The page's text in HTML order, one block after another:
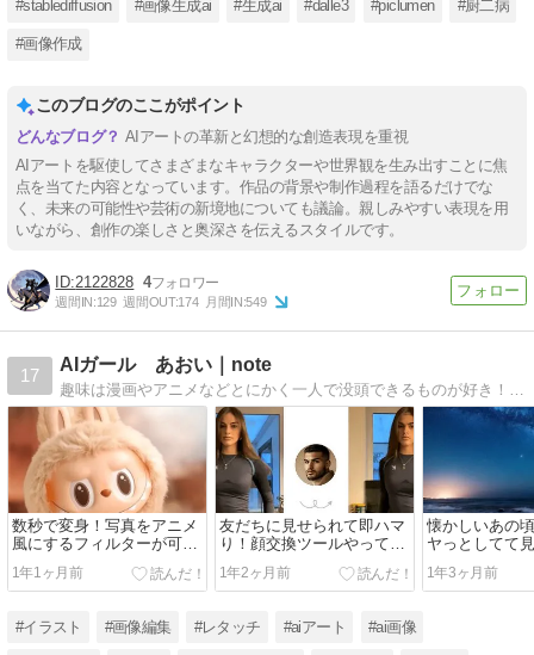
#stablediffusion #画像生成ai #生成ai #dalle3 #piclumen #厨二病
#画像作成
このブログのここがポイント
AIアートの革新と幻想的な創造表現を重視
AIアートを駆使してさまざまなキャラクターや世界観を生み出すことに焦
点を当てた内容となっています。作品の背景や制作過程を語るだけでな
く、未来の可能性や芸術の新境地についても議論。親しみやすい表現を用
いながら、創作の楽しさと奥深さを伝えるスタイルです。
2122828 4
週間IN:129 週間OUT:174 月間IN:549
17
AIガール あおい｜note
趣味は漫画やアニメなどとにかく一人で没頭できるものが好き！ そんな私は小さいころから暇あれば絵を描き、愛し、大人になったら絶対漫画家になろうと思ってました。 そんな私がAIと出会った。
数秒で変身！写真をアニメ
風にするフィルターが可愛
すぎる♡
1年1ヶ月前
友だちに見せられて即ハマ
り！顔交換ツールやってみ
た
1年2ヶ月前
懐かしいあの
ヤっとしてて
い・・そんな
決！！！動画
1年3ヶ月前
#イラスト #画像編集 #レタッチ #aiアート #ai画像